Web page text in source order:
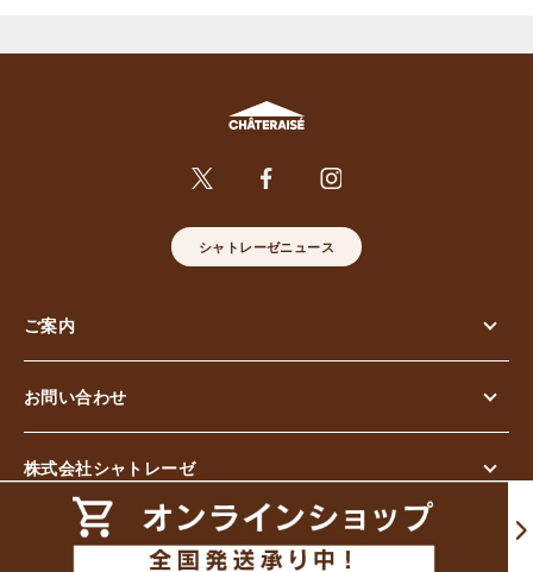
シャトレーゼニュース
ご案内
お問い合わせ
株式会社シャトレーゼ
© Chateraise Co.,Ltd. All Rights Reserved.